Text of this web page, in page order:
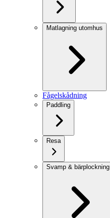
Matlagning utomhus
Fågelskådning
Paddling
Resa
Svamp & bärplockning